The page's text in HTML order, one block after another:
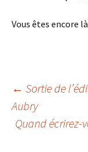
Vous êtes encore
des
← Sortie de
Aubry
Quand écrirez-